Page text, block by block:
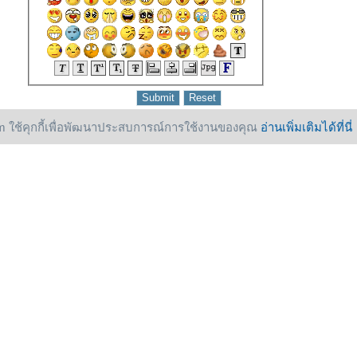
ใช้คุกกี้เพื่อพัฒนาประสบการณ์การใช้งานของคุณ อ่านเพิ่มเติมได้ที่นี่